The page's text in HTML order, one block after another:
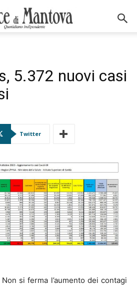
5.372 nuovi casi
Twitter
Non si ferma l’aumento dei contagi